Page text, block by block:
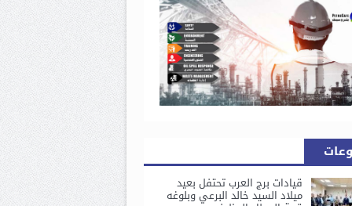
قيادات برج العرب تحتفل بعيد
ميلاد السيد خالد البرعي وبلوغه